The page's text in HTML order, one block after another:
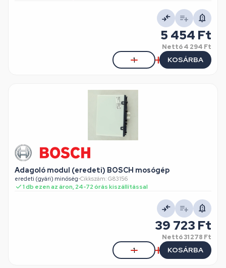
5 454 Ft
Nettó4 294 Ft
KOSÁRBA
Adagoló modul (eredeti) BOSCH mosógép
eredeti (gyári) minőség•Cikkszám: G83156
1 db ezen az áron, 24-72 órás kiszállítással
39 723 Ft
Nettó31 278 Ft
KOSÁRBA